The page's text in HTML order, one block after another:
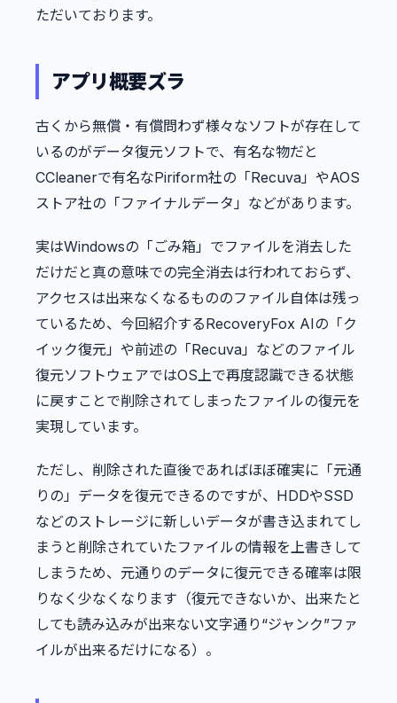
ただいております。
アプリ概要ズラ
古くから無償・有償問わず様々なソフトが存在して
いるのがデータ復元ソフトで、有名な物だと
CCleanerで有名なPiriform社の「Recuva」やAOS
ストア社の「ファイナルデータ」などがあります。
実はWindowsの「ごみ箱」でファイルを消去した
だけだと真の意味での完全消去は行われておらず、
アクセスは出来なくなるもののファイル自体は残っ
ているため、今回紹介するRecoveryFox AIの「ク
イック復元」や前述の「Recuva」などのファイル
復元ソフトウェアではOS上で再度認識できる状態
に戻すことで削除されてしまったファイルの復元を
実現しています。
ただし、削除された直後であればほぼ確実に「元通
りの」データを復元できるのですが、HDDやSSD
などのストレージに新しいデータが書き込まれてし
まうと削除されていたファイルの情報を上書きして
しまうため、元通りのデータに復元できる確率は限
りなく少なくなります（復元できないか、出来たと
しても読み込みが出来ない文字通り“ジャンク”ファ
イルが出来るだけになる）。